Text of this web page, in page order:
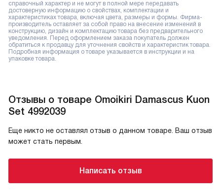
справочный характер и не могут в полной мере передавать
достоверную информацию о свойствах, комплектации и
характеристиках товара, включая цвета, размеры и формы. Фирма-
производитель оставляет за собой право на внесение изменений в
конструкцию, дизайн и комплектацию товара без предварительного
уведомления. Перед оформлением заказа покупатель должен
обратиться к продавцу для уточнения свойств и характеристик товара.
Подробная информация о товаре указывается в инструкции и на
упаковке товара.
Отзывы о товаре Omoikiri Damascus Kuon
Set 4992039
Еще никто не оставлял отзыв о данном товаре. Ваш отзыв
может стать первым.
Написать отзыв